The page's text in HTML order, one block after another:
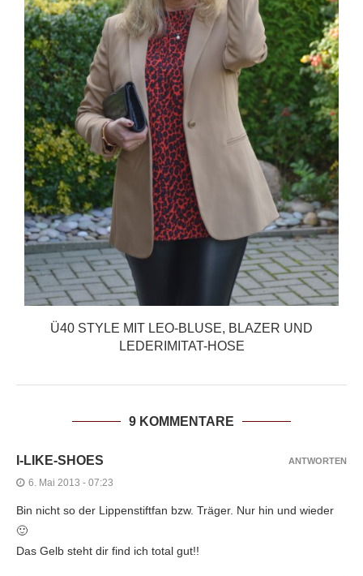
Ü40 STYLE MIT LEO-BLUSE, BLAZER UND
LEDERIMITAT-HOSE
9 KOMMENTARE
I-LIKE-SHOES
6. Mai 2013 - 07:23
Bin nicht so der Lippenstiftfan bzw. Träger. Nur hin und wieder
🙂
Das Gelb steht dir find ich total gut!!
ANTWORTEN